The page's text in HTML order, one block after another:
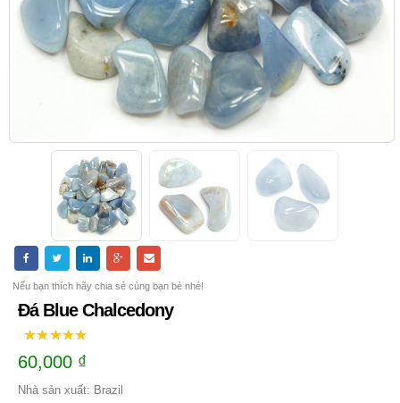
Nếu bạn thích hãy chia sẻ cùng bạn bè nhé!
Đá Blue Chalcedony
60,000 ₫
Nhà sản xuất: Brazil